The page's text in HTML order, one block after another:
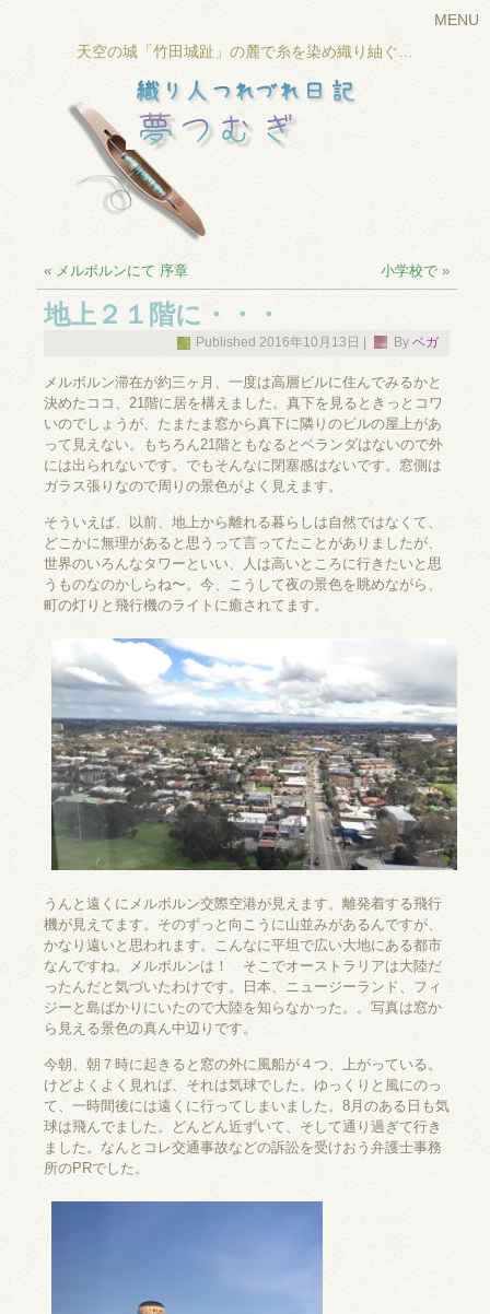
MENU
天空の城「竹田城趾」の麓で糸を染め織り紬ぐ…
« メルボルンにて 序章 小学校で»
地上２１階に・・・
Published 2016年10月13日 By ベガ
メルボルン滞在が約三ヶ月、一度は高層ビルに住んでみるかと
決めたココ、21階に居を構えました。真下を見るときっとコワ
いのでしょうが、たまたま窓から真下に隣りのビルの屋上があ
って見えない。もちろん21階ともなるとベランダはないので外
には出られないです。でもそんなに閉塞感はないです。窓側は
ガラス張りなので周りの景色がよく見えます。
そういえば、以前、地上から離れる暮らしは自然ではなくて、
どこかに無理があると思うって言ってたことがありましたが、
世界のいろんなタワーといい、人は高いところに行きたいと思
うものなのかしらね〜。今、こうして夜の景色を眺めながら、
町の灯りと飛行機のライトに癒されてます。
うんと遠くにメルボルン交際空港が見えます。離発着する飛行
機が見えてます。そのずっと向こうに山並みがあるんですが、
かなり遠いと思われます。こんなに平坦で広い大地にある都市
なんですね。メルボルンは！ そこでオーストラリアは大陸だ
ったんだと気づいたわけです。日本、ニュージーランド、フィ
ジーと島ばかりにいたので大陸を知らなかった。。写真は窓か
ら見える景色の真ん中辺りです。
今朝、朝７時に起きると窓の外に風船が４つ、上がっている。
けどよくよく見れば、それは気球でした。ゆっくりと風にのっ
て、一時間後には遠くに行ってしまいました。8月のある日も気
球は飛んでました。どんどん近ずいて、そして通り過ぎて行き
ました。なんとコレ交通事故などの訴訟を受けおう弁護士事務
所のPRでした。